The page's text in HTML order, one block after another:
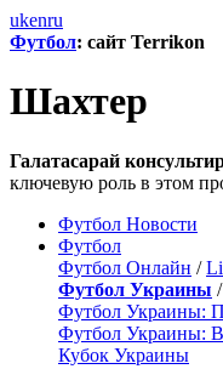
ukenru
Футбол: сайт Terrikon
Шахтер
Галатасарай
ключевую роль в этом
Футбол Новости
Футбол
Футбол Онлайн /
Футбол Украины /
Футбол Украины:
Футбол Украины:
Кубок Украины